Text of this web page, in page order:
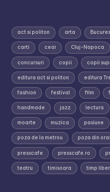
act si politon arta
carti ceai Cluj-Napoca
concursuri copii copii
editura act si politon editura
fashion festival film
handmade jazz lectura
moarte muzica pasiune
poza de la metrou poza din
presscafe presscafe.ro
teatru timisoara timp liber